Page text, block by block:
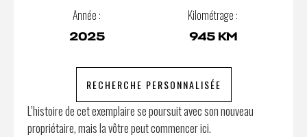
Année :
2025
Kilométrage :
945 KM
RECHERCHE PERSONNALISÉE
L’histoire de cet exemplaire se poursuit avec son nouveau
propriétaire, mais la vôtre peut commencer ici.